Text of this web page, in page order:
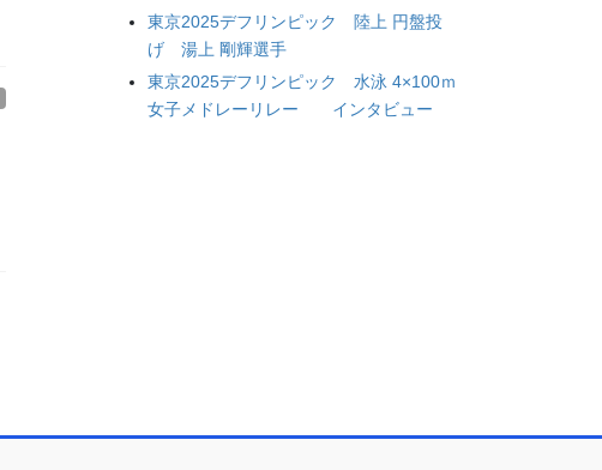
東京2025デフリンピック 陸上 円盤投
げ 湯上 剛輝選手
東京2025デフリンピック 水泳 4×100ｍ
女子メドレーリレー インタビュー